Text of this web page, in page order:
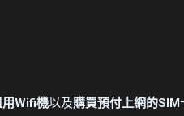
用Wifi機以及購買預付上網的SIM